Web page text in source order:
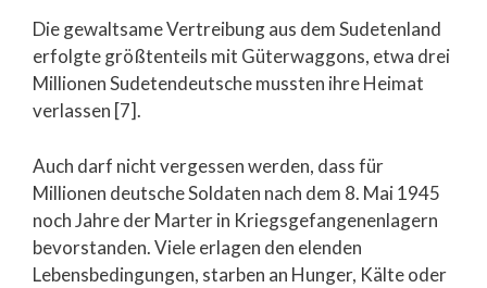
Die gewaltsame Vertreibung aus dem Sudetenland
erfolgte größtenteils mit Güterwaggons, etwa drei
Millionen Sudetendeutsche mussten ihre Heimat
verlassen [7].
Auch darf nicht vergessen werden, dass für
Millionen deutsche Soldaten nach dem 8. Mai 1945
noch Jahre der Marter in Kriegsgefangenenlagern
bevorstanden. Viele erlagen den elenden
Lebensbedingungen, starben an Hunger, Kälte oder